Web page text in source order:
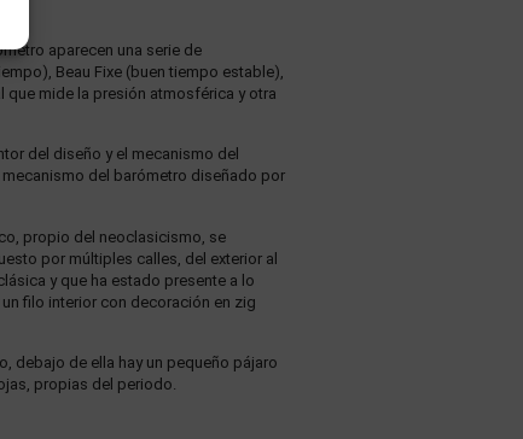
aparecen una serie de
Beau Fixe (buen tiempo estable),
que mide la presión atmosférica y otra
del diseño y el mecanismo del
del barómetro diseñado por
propio del neoclasicismo, se
por múltiples calles, del exterior al
y que ha estado presente a lo
filo interior con decoración en zig
debajo de ella hay un pequeño pájaro
propias del periodo.